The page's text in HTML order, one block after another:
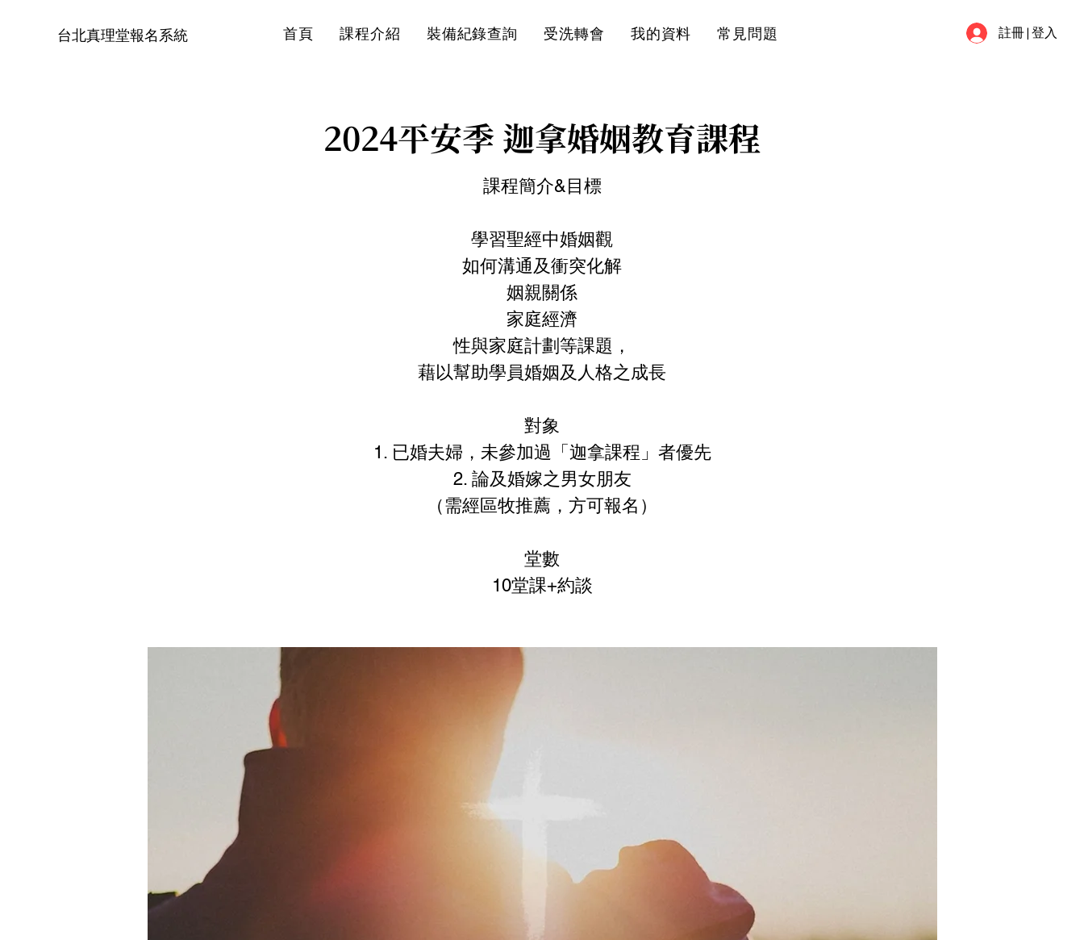
台北真理堂報名系統 首頁 課程介紹 裝備紀錄查詢 受洗轉會 我的資料 常見問題 註冊 | 登入
2024平安季 迦拿婚姻教育課程
課程簡介&目標
學習聖經中婚姻觀
如何溝通及衝突化解
姻親關係
家庭經濟
性與家庭計劃等課題，
藉以幫助學員婚姻及人格之成長
對象
1. 已婚夫婦，未參加過「迦拿課程」者優先
2. 論及婚嫁之男女朋友
（需經區牧推薦，方可報名）
堂數
10堂課+約談